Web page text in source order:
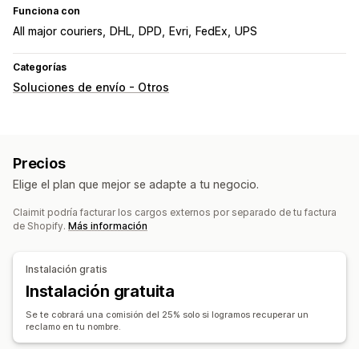
Funciona con
All major couriers DHL DPD Evri FedEx UPS
Categorías
Soluciones de envío - Otros
Precios
Elige el plan que mejor se adapte a tu negocio.
Claimit podría facturar los cargos externos por separado de tu factura
de Shopify. Más información
Instalación gratis
Instalación gratuita
Se te cobrará una comisión del 25% solo si logramos recuperar un
reclamo en tu nombre.